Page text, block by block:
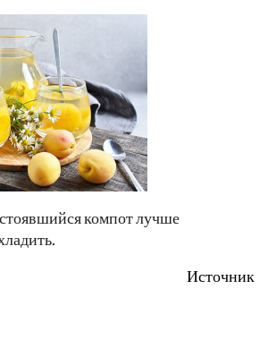
компот лучше
Источник